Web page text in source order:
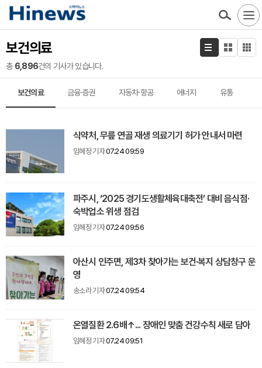
보건의료
총 6,896건의 기사가 있습니다.
보건의료 금융·증권 자동차·항공 에너지 유통
식약처, 무릎 연골 재생 의료기기 허가 안내서 마련
임혜정 기자07.24 09:59
파주시, ‘2025 경기도생활체육대축전’ 대비 음식점·
숙박업소 위생 점검
임혜정 기자07.24 09:56
아산시 인주면, 제3차 찾아가는 보건·복지 상담창구 운
영
송소라 기자07.24 09:54
온열질환 2.6배↑... 장애인 맞춤 건강수칙 새로 담아
임혜정 기자07.24 09:51